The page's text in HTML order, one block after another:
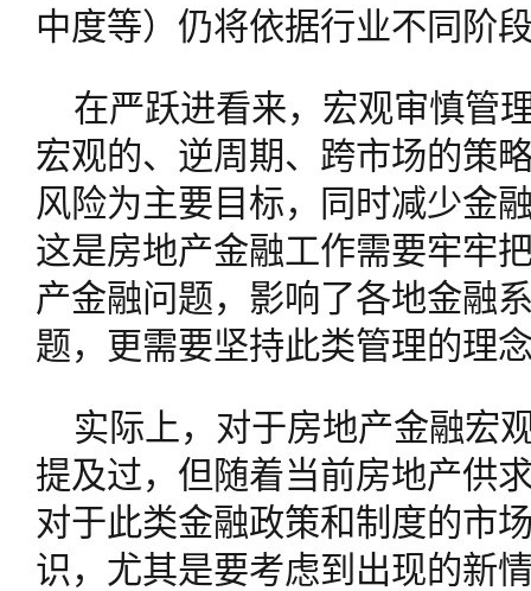
中度等）仍将依据行业不同阶
在严跃进看来，宏观审慎管
宏观的、逆周期、跨市场的策
风险为主要目标，同时减少金
这是房地产金融工作需要牢牢
产金融问题，影响了各地金融
题，更需要坚持此类管理的理
实际上，对于房地产金融宏
提及过，但随着当前房地产供
对于此类金融政策和制度的市
识，尤其是要考虑到出现的新